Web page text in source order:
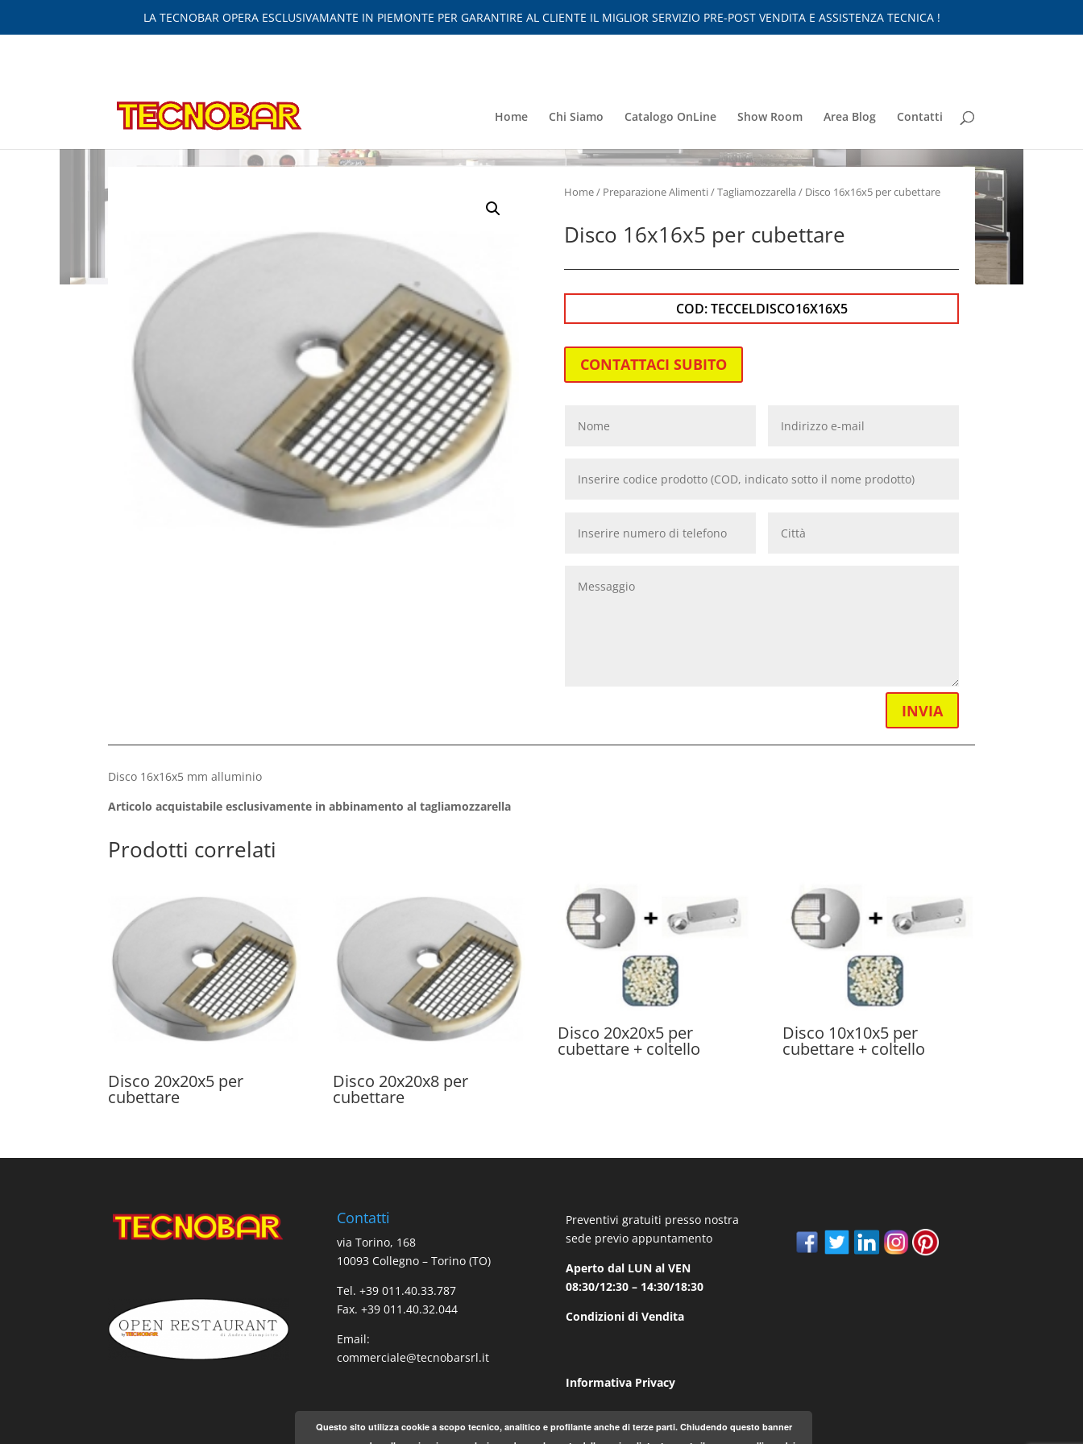
LA TECNOBAR OPERA ESCLUSIVAMANTE IN PIEMONTE PER GARANTIRE AL CLIENTE IL MIGLIOR SERVIZIO PRE-POST VENDITA E ASSISTENZA TECNICA !
Home Chi Siamo Catalogo OnLine Show Room Area Blog Contatti
Home/ Preparazione Alimenti/Tagliamozzarella / Disco 16x16x5 per cubettare
Disco 16x16x5 per cubettare
COD:TECCELDISCO16X16X5
CONTATTACI SUBITO
INVIA
Disco 16x16x5 mm alluminio
Articolo acquistabile esclusivamente in abbinamento al tagliamozzarella
Prodotti correlati
Disco 20x20x5 per
cubettare
Disco 20x20x8 per
cubettare
Disco 20x20x5 per
cubettare + coltello
Disco 10x10x5 per
cubettare + coltello
Contatti
via Torino, 168
10093 Collegno – Torino (TO)
Tel. +39 011.40.33.787
Fax. +39 011.40.32.044
Email:
commerciale@tecnobarsrl.it
Preventivi gratuiti presso nostra
sede previo appuntamento
Aperto dal LUN al VEN
08:30/12:30 – 14:30/18:30
Condizioni di Vendita
Informativa Privacy
Questo sito utilizza cookie a scopo tecnico, analitico e profilante anche di terze parti. Chiudendo questo banner